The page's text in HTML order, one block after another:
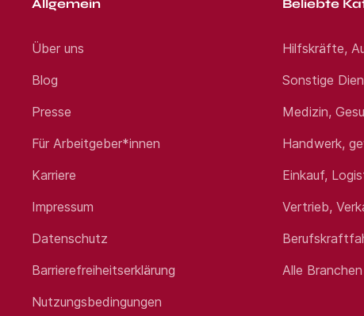
Allgemein
Über uns
Blog
Presse
Für Arbeitgeber*innen
Karriere
Impressum
Datenschutz
Barrierefreiheitserklärung
Nutzungsbedingungen
Beliebte
Hilfskräfte,
Sonstige
Medizin,
Handwerk,
Einkauf,
Vertrieb,
Alle Branchen